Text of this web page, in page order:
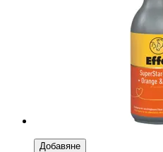
Добавяне